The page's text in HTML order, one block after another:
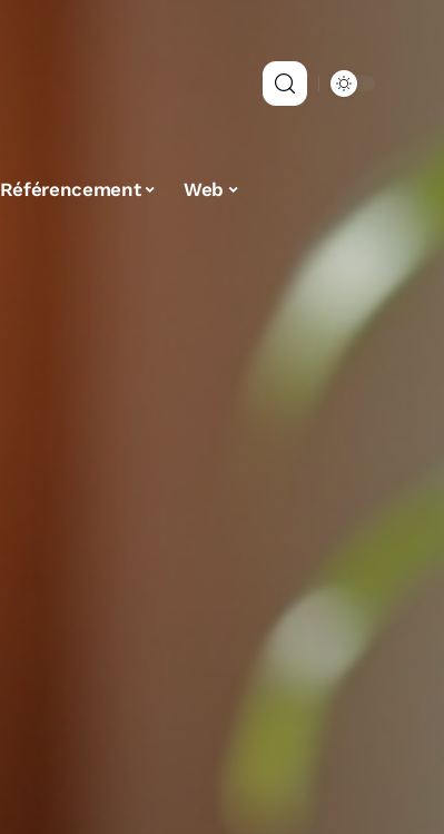
Référencement Web